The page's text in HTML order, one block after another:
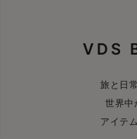
VDS
旅と日
世界中
アイテ